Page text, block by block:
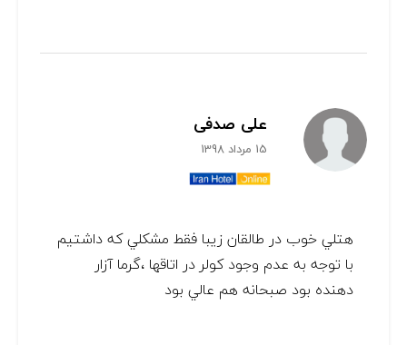
علی صدفی
15 مرداد 1398
هتلي خوب در طالقان زيبا فقط مشكلي كه داشتيم
با توجه به عدم وجود كولر در اتاقها ،گرما آزار
دهنده بود صبحانه هم عالي بود